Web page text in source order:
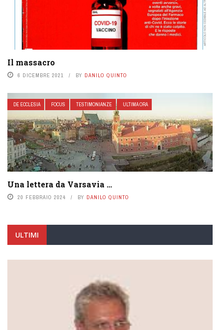
Il massacro
6 DICEMBRE 2021 BY DANILO QUINTO
DE ECCLESIA FOCUS TESTIMONIANZE ULTIMA ORA
Una lettera da Varsavia …
20 FEBBRAIO 2024 BY DANILO QUINTO
ULTIMI